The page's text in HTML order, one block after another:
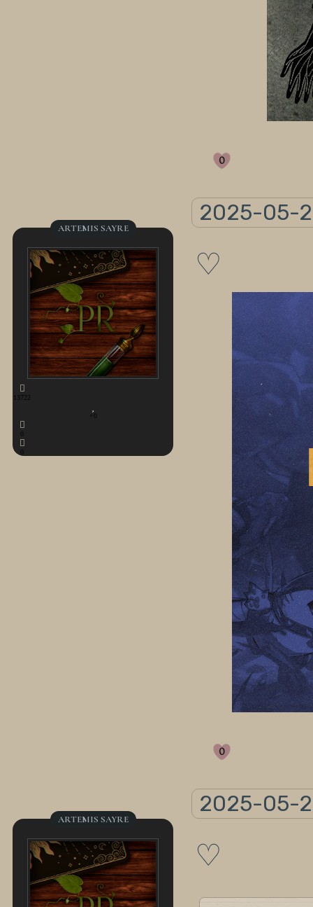
0
2025-05-
ARTEMIS SAYRE
13722
+0
♡
0
2025-05-
ARTEMIS SAYRE
♡